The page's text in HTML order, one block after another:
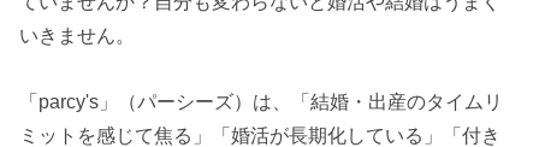
いきません。
「parcy's」（パーシーズ）は、「結婚・出産のタイムリ
ミットを感じて焦る」「婚活が長期化している」「付き